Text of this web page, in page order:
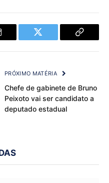
Twitter
Copy
PRÓXIMO MATÉRIA
Chefe de gabinete de Bruno
Peixoto vai ser candidato a
deputado estadual